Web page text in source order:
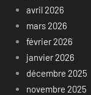
avril 2026
mars 2026
février 2026
janvier 2026
décembre 2025
novembre 2025